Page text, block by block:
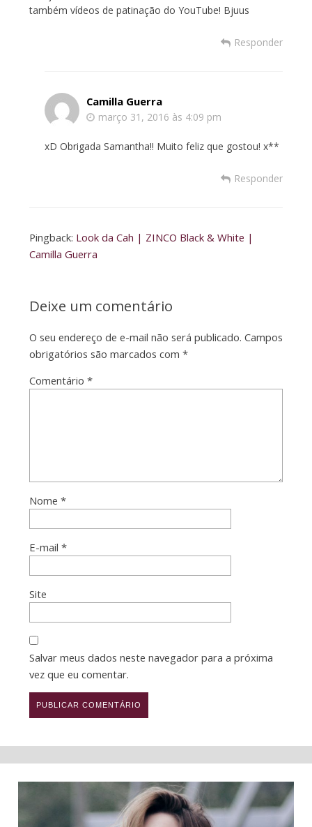
também vídeos de patinação do YouTube! Bjuus
Responder
Camilla Guerra
março 31, 2016 às 4:09 pm
xD Obrigada Samantha!! Muito feliz que gostou! x**
Responder
Pingback: Look da Cah | ZINCO Black & White |
Camilla Guerra
Deixe um comentário
O seu endereço de e-mail não será publicado. Campos
obrigatórios são marcados com *
Comentário *
Nome *
E-mail *
Site
Salvar meus dados neste navegador para a próxima
vez que eu comentar.